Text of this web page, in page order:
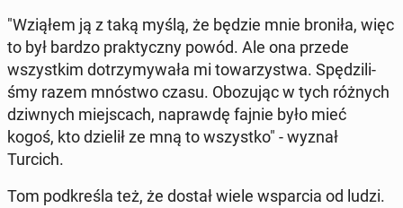
"Wziąłem ją z taką myślą, że będzie mnie broniła, więc
to był bardzo prak­tycz­ny powód. Ale ona przede
wszyst­kim do­trzy­my­wa­ła mi to­wa­rzy­stwa. Spę­dzi­li­
śmy razem mnóstwo czasu. Obo­zu­jąc w tych różnych
dziw­nych miej­scach, na­praw­dę fajnie było mieć
kogoś, kto dzielił ze mną to wszyst­ko" - wyznał
Turcich.
Tom pod­kre­śla też, że dostał wiele wspar­cia od ludzi.